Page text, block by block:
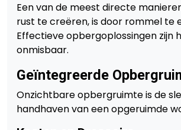
Een van de meest directe
rust te creëren, is door rommel te
Effectieve opbergoplossingen zijn
onmisbaar.
Geïntegreerde
Onzichtbare opbergruimte is de
handhaven van een opgeruimde